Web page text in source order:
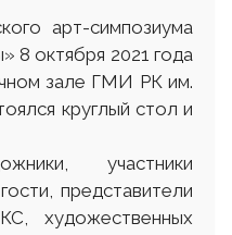
арт-симпозиума
8 октября 2021 года
зале ГМИ РК им.
круглый стол и
участники
представители
художественных